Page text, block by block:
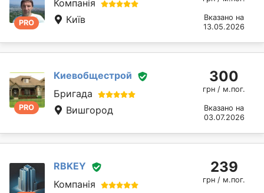
PRO
Компанія
Київ
Вказано на
13.05.2026
PRO
Киевобщестрой
Бригада
Вишгород
300
грн / м.пог.
Вказано на
03.07.2026
RBKEY
Компанія
239
грн / м.пог.